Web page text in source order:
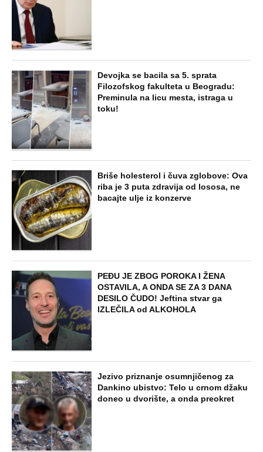
Devojka se bacila sa 5. sprata
Filozofskog fakulteta u Beogradu:
Preminula na licu mesta, istraga u
toku!
Briše holesterol i čuva zglobove: Ova
riba je 3 puta zdravija od lososa, ne
bacajte ulje iz konzerve
PEĐU JE ZBOG POROKA I ŽENA
OSTAVILA, A ONDA SE ZA 3 DANA
DESILO ČUDO! Jeftina stvar ga
IZLEČILA od ALKOHOLA
Jezivo priznanje osumnjičenog za
Dankino ubistvo: Telo u crnom džaku
doneo u dvorište, a onda preokret